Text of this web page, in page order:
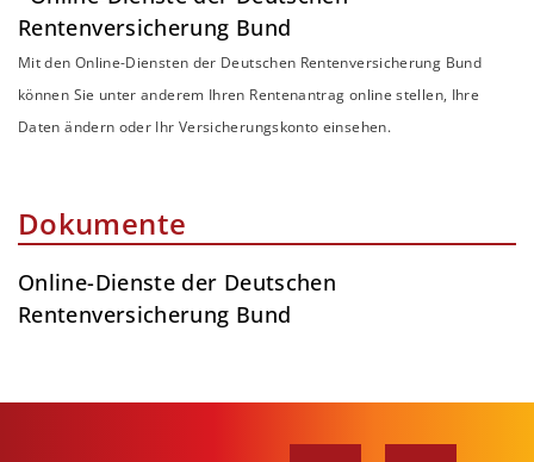
Rentenversicherung Bund
Mit den Online-Diensten der Deutschen Rentenversicherung Bund
können Sie unter anderem Ihren Rentenantrag online stellen, Ihre
Daten ändern oder Ihr Versicherungskonto einsehen.
Dokumente
Online-Dienste der Deutschen
Rentenversicherung Bund